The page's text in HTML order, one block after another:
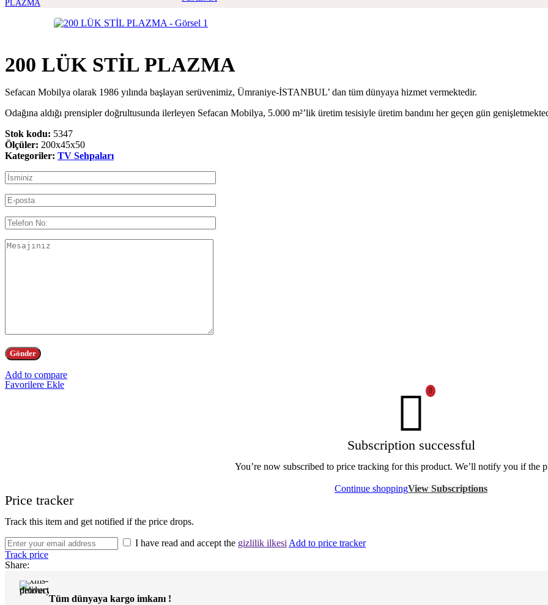
200 LÜK STİL PLAZMA
Sefacan Mobilya olarak 1986 yılında başlayan serüvenimiz, Ümraniye-İSTANBUL’ dan tüm dünyaya hizmet vermektedir.
Odağına aldığı prensipler doğrultusunda ilerleyen Sefacan Mobilya, 5.000 m²’lik üretim tesisiyle üretim bandını her geçen gün
Stok kodu: 5347
Ölçüler: 200x45x50
Kategoriler: TV Sehpaları
Add to compare
Favorilere Ekle
Subscription successful
You’re now subscribed to price tracking for this product. We’ll notify you if the
Continue shoppingView Subscriptions
Price tracker
Track this item and get notified if the price drops.
I have read and accept the gizlilik ilkesi Add to price tracker
Track price
Share:
Tüm dünyaya kargo imkanı !